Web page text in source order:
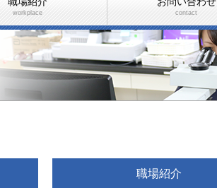
workplace contact
職場紹介